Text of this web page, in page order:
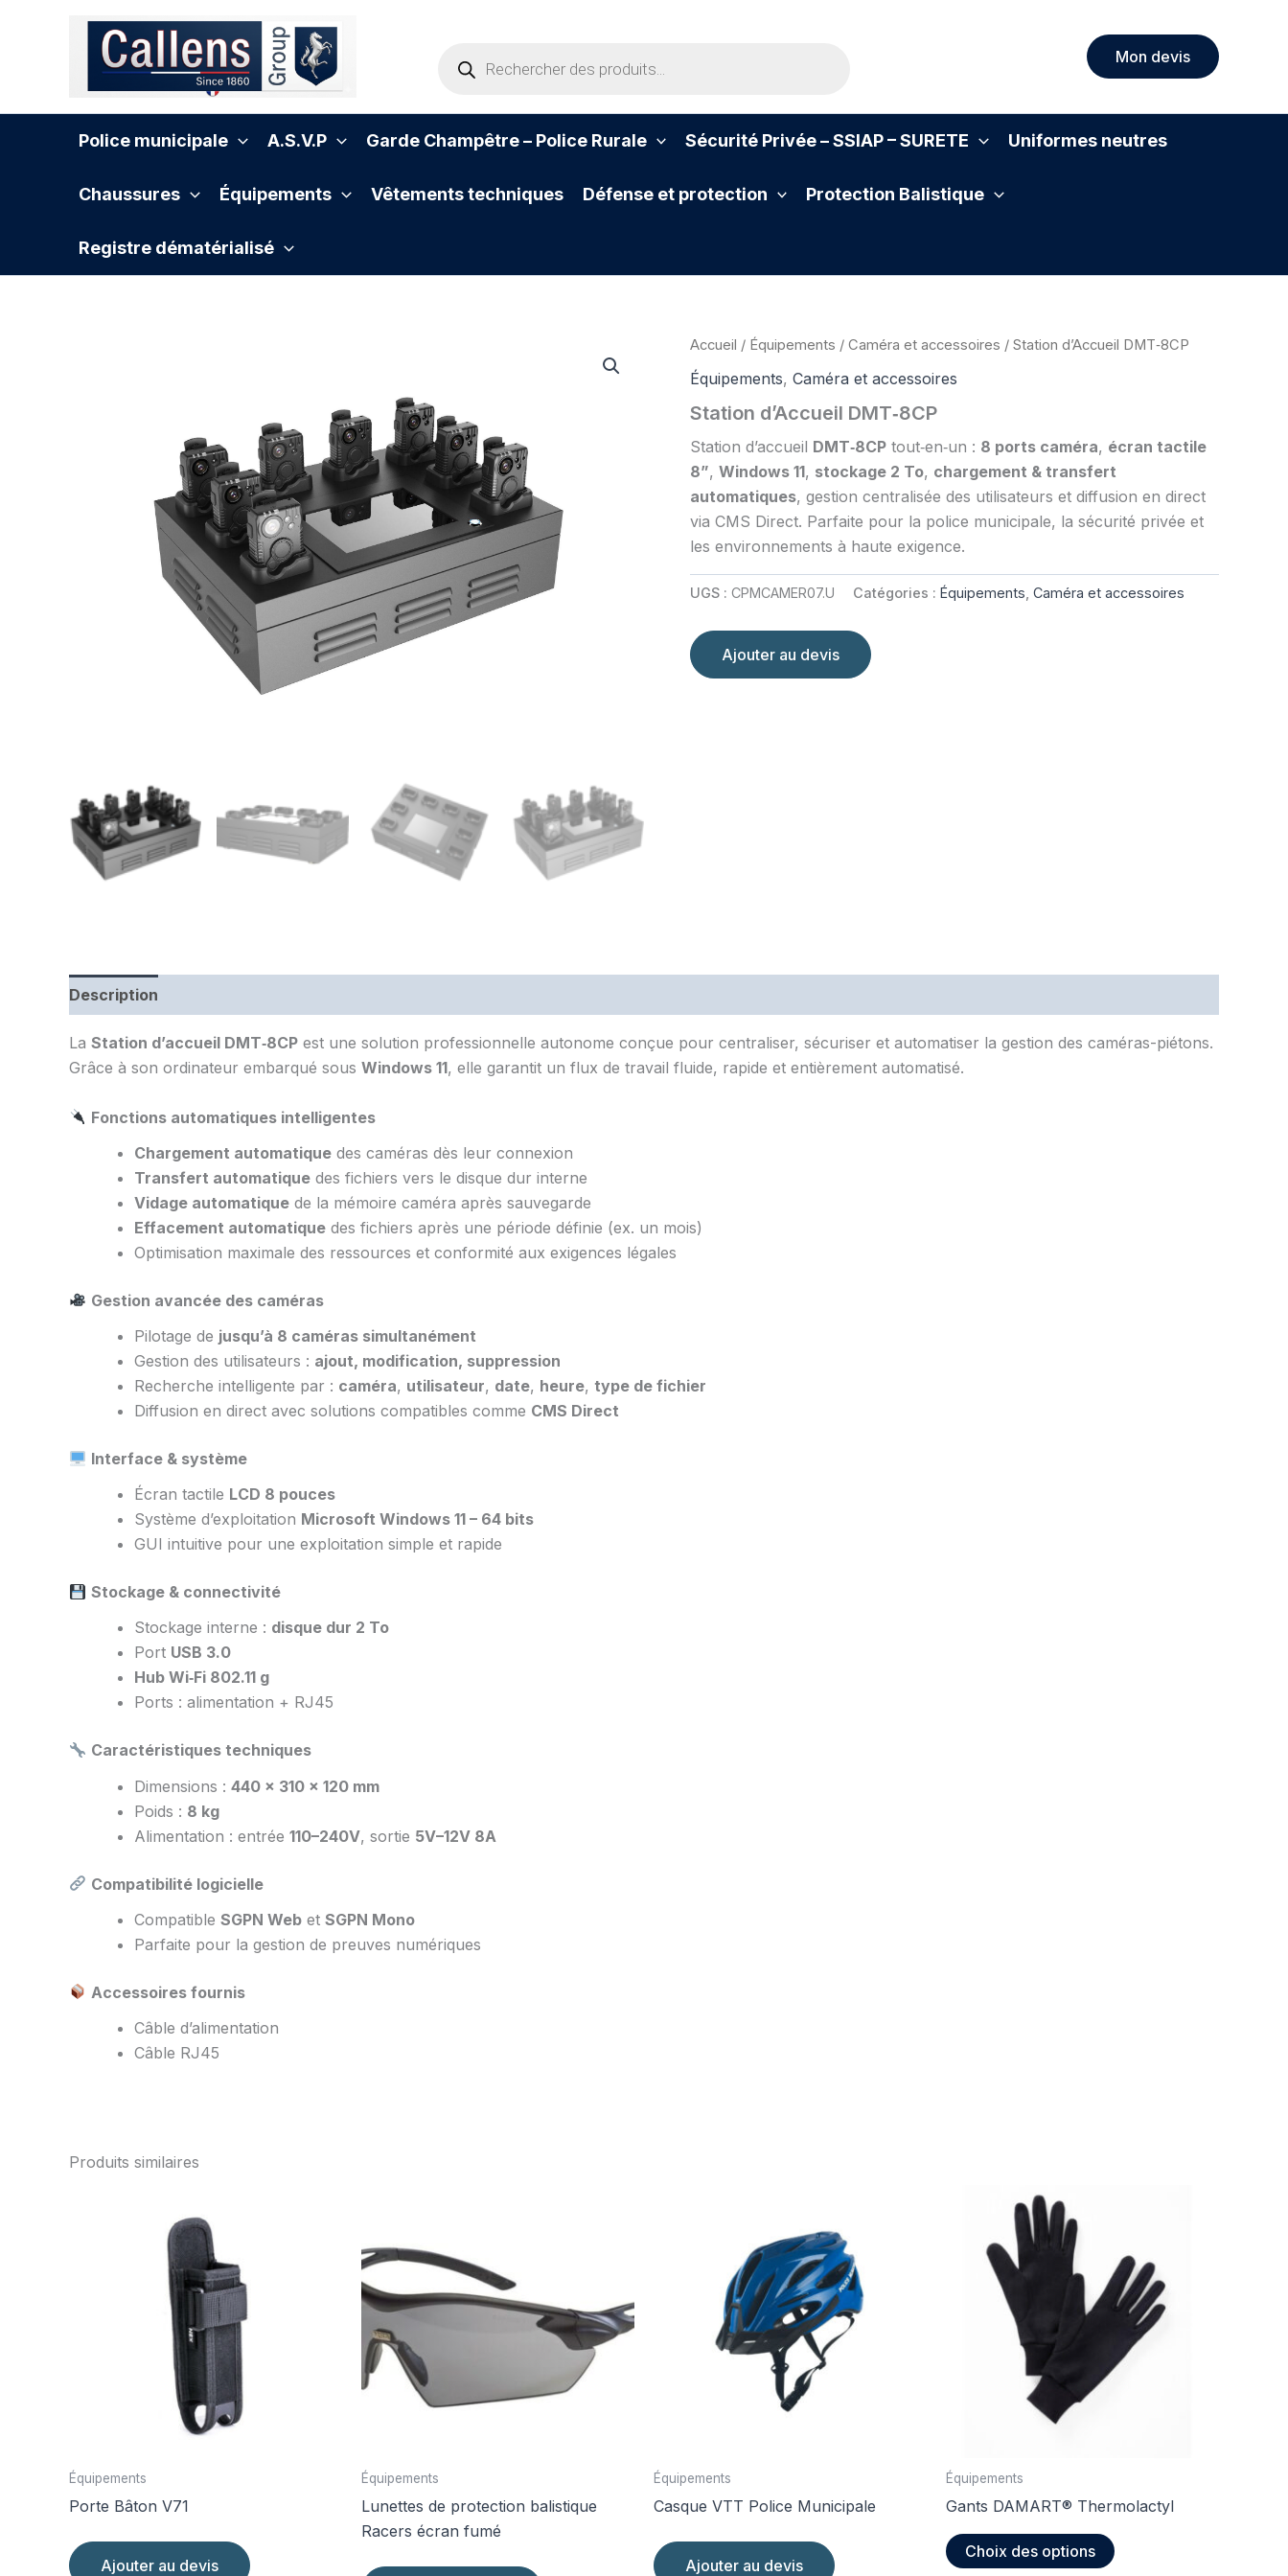
Mon devis
Police municipale A.S.V.P Garde Champêtre – Police Rurale Sécurité Privée – SSIAP – SURETE Uniformes neutres
Chaussures Équipements Vêtements techniques Défense et protection Protection Balistique
Registre dématérialisé
Accueil / Équipements / Caméra et accessoires / Station d’Accueil DMT‑8CP
Équipements, Caméra et accessoires
Station d’Accueil DMT‑8CP
Station d’accueil DMT‑8CP tout‑en‑un : 8 ports caméra, écran tactile
8”, Windows 11, stockage 2 To, chargement & transfert
automatiques, gestion centralisée des utilisateurs et diffusion en direct
via CMS Direct. Parfaite pour la police municipale, la sécurité privée et
les environnements à haute exigence.
UGS : CPMCAMER07.U Catégories : Équipements Caméra et accessoires
Ajouter au devis
Description
La Station d’accueil DMT‑8CP est une solution professionnelle autonome conçue pour centraliser, sécuriser et automatiser la gestion des caméras-piétons.
Grâce à son ordinateur embarqué sous Windows 11, elle garantit un flux de travail fluide, rapide et entièrement automatisé.
Fonctions automatiques intelligentes
Chargement automatique des caméras dès leur connexion
Transfert automatique des fichiers vers le disque dur interne
Vidage automatique de la mémoire caméra après sauvegarde
Effacement automatique des fichiers après une période définie (ex. un mois)
Optimisation maximale des ressources et conformité aux exigences légales
Gestion avancée des caméras
Pilotage de jusqu’à 8 caméras simultanément
Gestion des utilisateurs : ajout, modification, suppression
Recherche intelligente par : caméra, utilisateur, date, heure, type de fichier
Diffusion en direct avec solutions compatibles comme CMS Direct
Interface & système
Écran tactile LCD 8 pouces
Système d’exploitation Microsoft Windows 11 – 64 bits
GUI intuitive pour une exploitation simple et rapide
Stockage & connectivité
Stockage interne : disque dur 2 To
Port USB 3.0
Hub Wi‑Fi 802.11 g
Ports : alimentation + RJ45
Caractéristiques techniques
Dimensions : 440 × 310 × 120 mm
Poids : 8 kg
Alimentation : entrée 110–240V, sortie 5V–12V 8A
Compatibilité logicielle
Compatible SGPN Web et SGPN Mono
Parfaite pour la gestion de preuves numériques
Accessoires fournis
Câble d’alimentation
Câble RJ45
Produits similaires
Équipements
Porte Bâton V71
Ajouter au devis
Équipements
Lunettes de protection balistique
Racers écran fumé
Équipements
Casque VTT Police Municipale
Ajouter au devis
Équipements
Gants DAMART® Thermolactyl
Choix des options
produit